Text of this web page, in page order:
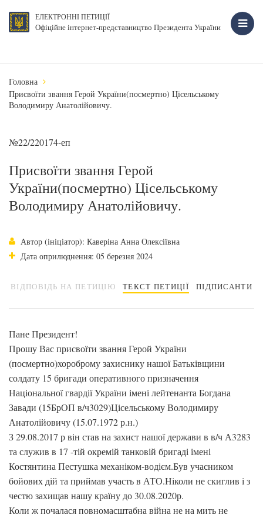
ЕЛЕКТРОННІ ПЕТИЦІЇ
Офіційне інтернет-представництво Президента України
Головна
Присвоїти звання Герой України(посмертно) Цісельському
Володимиру Анатолійовичу.
№22/220174-еп
Присвоїти звання Герой
України(посмертно) Цісельському
Володимиру Анатолійовичу.
Автор (ініціатор): Каверіна Анна Олексіївна
Дата оприлюднення: 05 березня 2024
ВІДПОВІДЬ НА ПЕТИЦІЮ ТЕКСТ ПЕТИЦІЇ ПІДПИСАНТИ
Пане Президент!
Прошу Вас присвоїти звання Герой України
(посмертно)хороброму захиснику нашої Батьківщини
солдату 15 бригади оперативного призначення
Національної гвардії України імені лейтенанта Богдана
Завади (15БрОП в/ч3029)Цісельському Володимиру
Анатолійовичу (15.07.1972 р.н.)
З 29.08.2017 р він став на захист нашої держави в в/ч А3283
та служив в 17 -тій окремій танковій бригаді імені
Костянтина Пестушка механіком-водієм.Був учасником
бойових дій та приймав участь в АТО.Ніколи не скиглив і з
честю захищав нашу країну до 30.08.2020р.
Коли ж почалася повномасштабна війна не на мить не